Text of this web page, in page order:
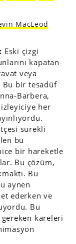
MacLeod
Eski çizgi
kapatan
veya
Bu bir tesadüf
Barbera,
her
sürekli
bu
bir hareketle
Bu çözüm,
Bu
aynen
ederken ve
Bu
kareleri